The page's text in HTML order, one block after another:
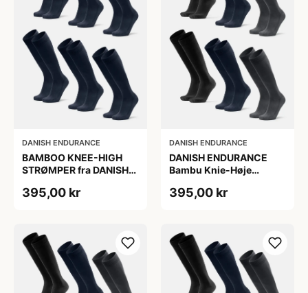
DANISH ENDURANCE
BAMBOO KNEE-HIGH
STRØMPER fra DANISH
6-Pak, Knæhøj, Bambus,
OEKO-TEX® STANDARD
100 cert.
395,00 kr
DANISH ENDURANCE
DANISH ENDURANCE
Bambu Knie-Høje
Navy Blå, 6-Pak
395,00 kr